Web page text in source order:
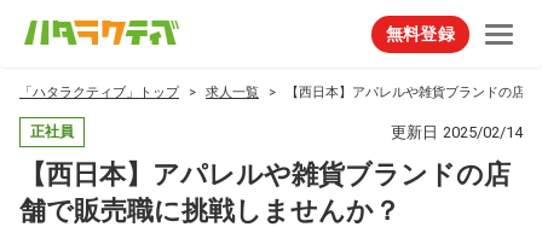
無料登録
「ハタラクティブ」トップ 求人一覧 【西日本】アパレルや雑貨ブランドの店
正社員 更新日 2025/02/14
【西日本】アパレルや雑貨ブランドの店
舗で販売職に挑戦しませんか？